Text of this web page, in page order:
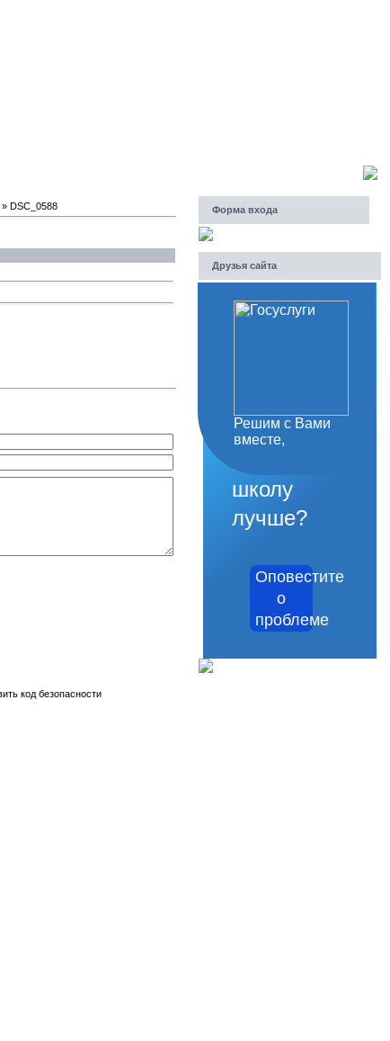
» DSC_0588 Форма входа
Друзья сайта
Решим с Вами
вместе,
как
школу
лучше?
Оповестите
о
проблеме